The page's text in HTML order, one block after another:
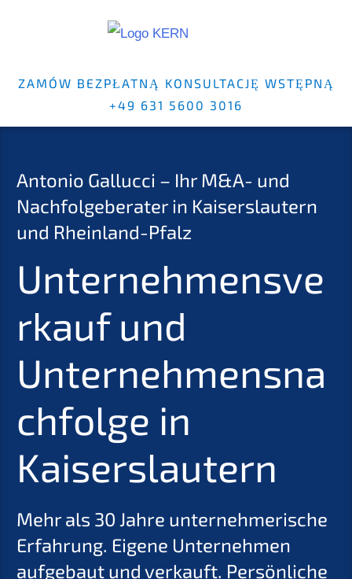
ZAMÓW BEZPŁATNĄ KONSULTACJĘ WSTĘPNĄ
+49 631 5600 3016
Antonio Gallucci – Ihr M&A- und
Nachfolgeberater in Kaiserslautern
und Rheinland-Pfalz
Unternehmensve
rkauf und
Unternehmensna
chfolge in
Kaiserslautern
Mehr als 30 Jahre unternehmerische
Erfahrung. Eigene Unternehmen
aufgebaut und verkauft. Persönliche